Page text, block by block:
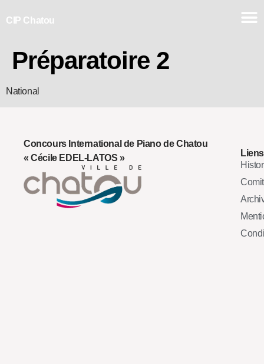
CIP Chatou
Préparatoire 2
National
Concours International de Piano de Chatou
« Cécile EDEL-LATOS »